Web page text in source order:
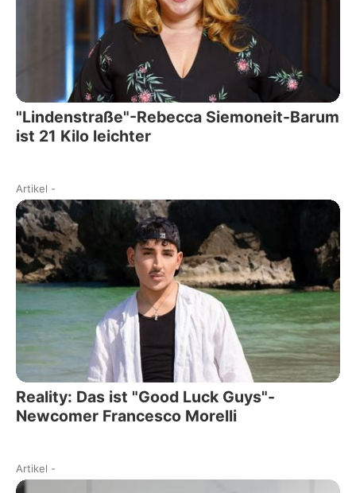
"Lindenstraße"-Rebecca Siemoneit-Barum
ist 21 Kilo leichter
Artikel -
Reality: Das ist "Good Luck Guys"-
Newcomer Francesco Morelli
Artikel -